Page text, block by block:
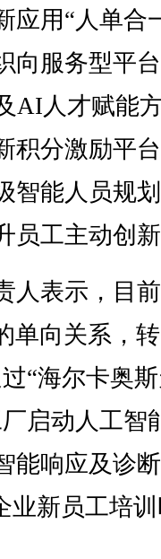
应用“人单合
向服务型平
AI人才赋能
积分激励平
智能人员规
员工主动创
表示，目前
单向关系，
“海尔卡奥
启动人工智
能响应及诊
业新员工培